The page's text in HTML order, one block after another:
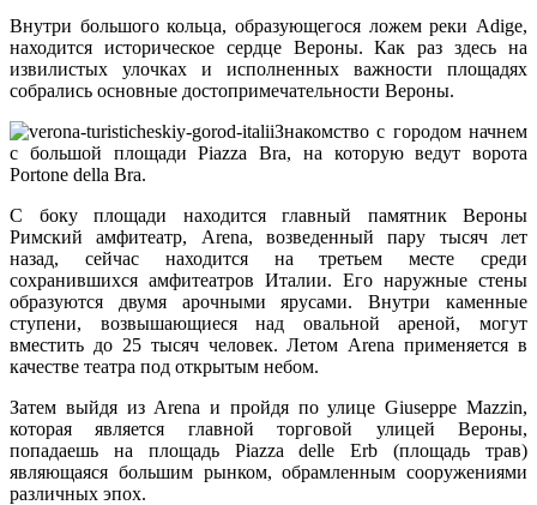
Внутри большого кольца, образующегося ложем реки Adigе,
находится историческое сердце Вероны. Как раз здесь на
извилистых улочках и исполненных важности площадях
собрались основные достопримечательности Вероны.
Знакомство с городом начнем
с большой площади Piazza Bra, на которую ведут ворота
Portone della Bra.
С боку площади находится главный памятник Вероны
Римский амфитеатр, Arena, возведенный пару тысяч лет
назад, сейчас находится на третьем месте среди
сохранившихся амфитеатров Италии. Его наружные стены
образуются двумя арочными ярусами. Внутри каменные
ступени, возвышающиеся над овальной ареной, могут
вместить до 25 тысяч человек. Летом Arena применяется в
качестве театра под открытым небом.
Затем выйдя из Arena и пройдя по улице Giuseppe Mazzin,
которая является главной торговой улицей Вероны,
попадаешь на площадь Piazza delle Erb (площадь трав)
являющаяся большим рынком, обрамленным сооружениями
различных эпох.